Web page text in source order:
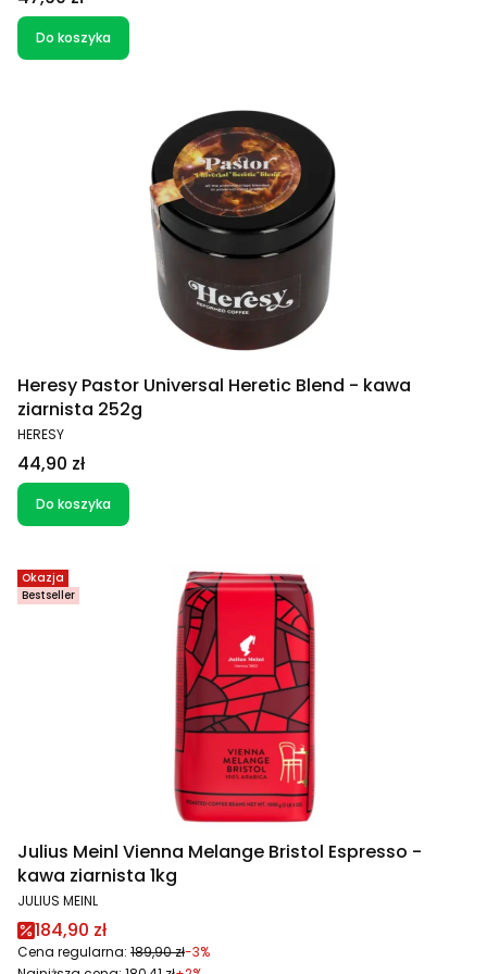
Do koszyka
Heresy Pastor Universal Heretic Blend - kawa
ziarnista 252g
PRODUCENT
HERESY
Cena
44,90 zł
Do koszyka
Okazja
Bestseller
Julius Meinl Vienna Melange Bristol Espresso -
kawa ziarnista 1kg
PRODUCENT
JULIUS MEINL
Cena promocyjna
184,90 zł
Cena regularna: 189,90 zł-3%